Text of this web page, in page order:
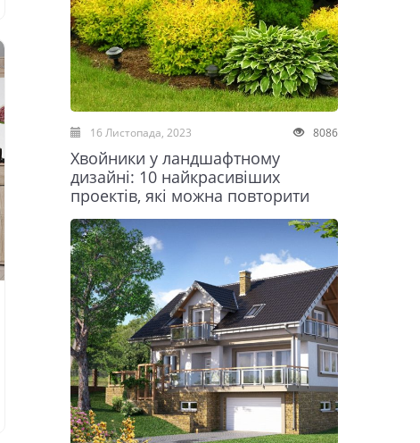
8086
16 Листопада, 2023
Хвойники у ландшафтному
дизайні: 10 найкрасивіших
проектів, які можна повторити